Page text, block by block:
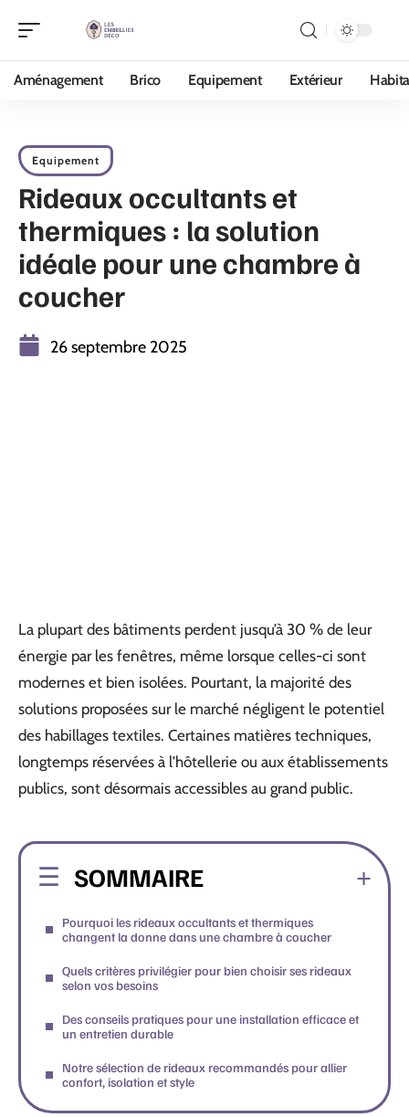
Aménagement Brico Equipement Extérieur
Equipement
Rideaux occultants et
thermiques : la solution
idéale pour une chambre à
coucher
26 septembre 2025
La plupart des bâtiments perdent jusqu’à 30 % de leur
énergie par les fenêtres, même lorsque celles-ci sont
modernes et bien isolées. Pourtant, la majorité des
solutions proposées sur le marché négligent le potentiel
des habillages textiles. Certaines matières techniques,
longtemps réservées à l’hôtellerie ou aux établissements
publics, sont désormais accessibles au grand public.
SOMMAIRE
Pourquoi les rideaux occultants et thermiques
changent la donne dans une chambre à coucher
Quels critères privilégier pour bien choisir ses rideaux
selon vos besoins
Des conseils pratiques pour une installation efficace et
un entretien durable
Notre sélection de rideaux recommandés pour allier
confort, isolation et style